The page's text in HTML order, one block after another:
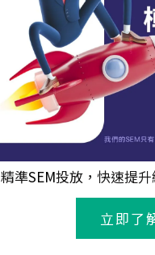
精準SEM投放，快速提升
立即了